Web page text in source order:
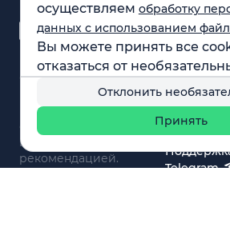
осуществляем обработку
данных с использованием
Вы можете принять все
отказаться от
Отклонить
Принять
Обращаем внимание:
все материалы,
представленные на
сайте, не являются
инвестиционной
рекомендацией.
новости
Карта
Компании
F.A.Q.
Обучение
Вебинары
О нас
Telegram